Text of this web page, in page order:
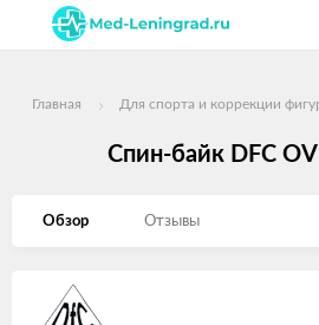
Главная Для спорта и коррекции
Спин-байк DFC
Обзор Отзывы
Изображения